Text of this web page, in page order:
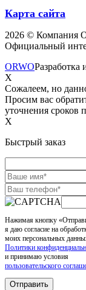
Карта сайта
2026 © Компания
Официальный
ORWOРазработка
X
Сожалеем, но
Просим вас
уточнения сроков
X
Быстрый заказ
Нажимая кнопку
я даю согласие на
моих персональных
Политики
и принимаю условия
пользовательского